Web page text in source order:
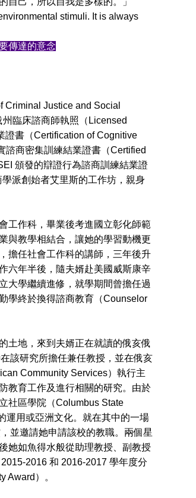
stimuli. It is always
傳達的意念
Justice and Social
臨床諮商師執照（Licensed
證書（Certification of Cognitive
諮商密集訓練結業證書（Certified
頒發的辯證行為諮商訓練結業證
派創始者艾里斯的工作坊，親身
作科，畢業後考進國立彰化師範
與教學相結合，讓她的學習動機更
擔任社會工作科的講師，三年後升
六年半後，隨夫婿赴美國威斯康辛
大學繼續進修，就學期間曾擔任過
學終於換得諮商教育（Counselor
地，來到夫婿正在就讀的俄亥俄
該研究所擔任兼任教授，並在俄亥
Community Services）執行主
教育工作及進行相關的研究。由於
社區學院（Columbus State
運用或亞洲文化。就在其中的一場
並邀請她申請該校的教職。兩個星
她如魚得水般從助理教授、副教授
2016 和 2016-2017 學年度分
Award）。